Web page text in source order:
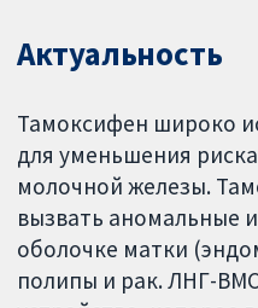
Актуальность
Тамоксифен широко
для уменьшения
молочной железы.
вызвать аномальные
оболочке матки
полипы и рак. ЛНГ-